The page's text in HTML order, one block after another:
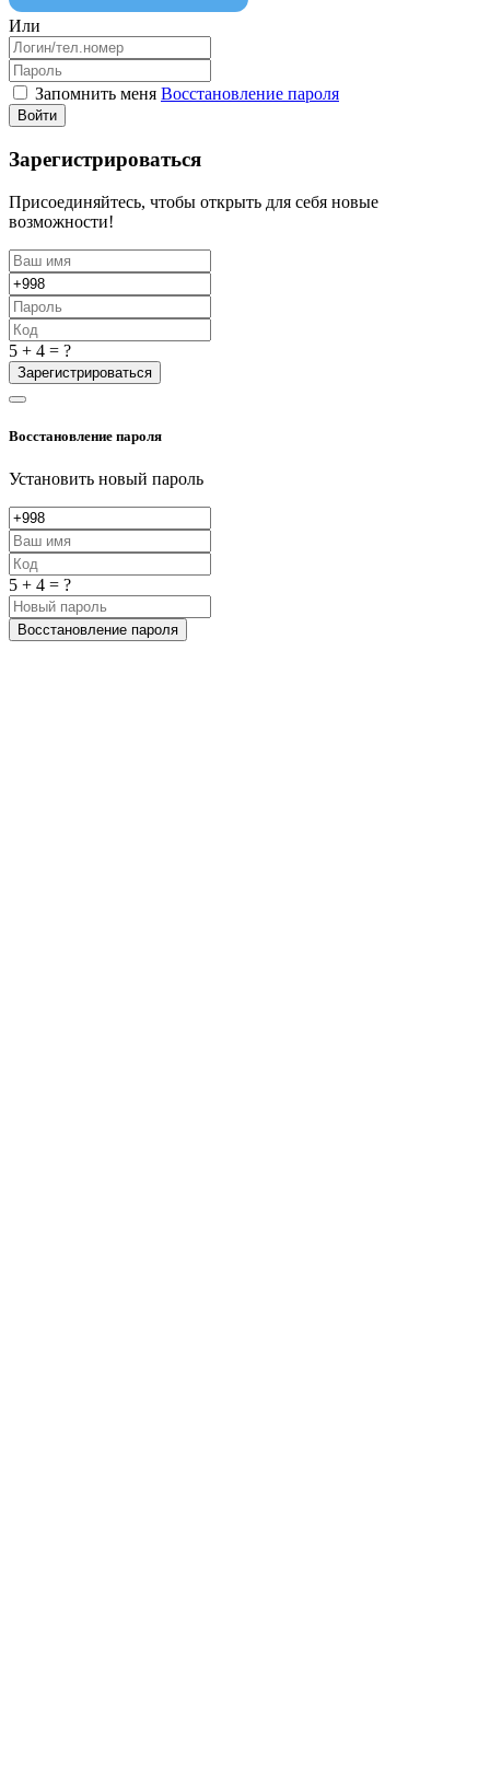
Или
Запомнить меня Восстановление пароля
Войти
Зарегистрироваться
Присоединяйтесь, чтобы открыть для себя новые
возможности!
5 + 4 = ?
Зарегистрироваться
Восстановление пароля
Установить новый пароль
5 + 4 = ?
Восстановление пароля